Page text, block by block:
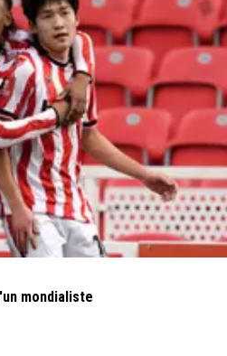
mondialiste